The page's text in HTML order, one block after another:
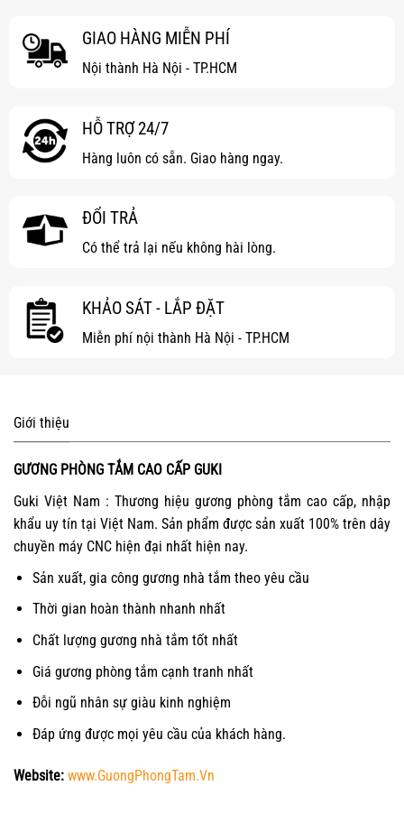
GIAO HÀNG MIỄN PHÍ
Nội thành Hà Nội - TP.HCM
HỖ TRỢ 24/7
Hàng luôn có sẵn. Giao hàng ngay.
ĐỔI TRẢ
Có thể trả lại nếu không hài lòng.
KHẢO SÁT - LẮP ĐẶT
Miễn phí nội thành Hà Nội - TP.HCM
Giới thiệu
GƯƠNG PHÒNG TẮM CAO CẤP GUKI
Guki Việt Nam : Thương hiệu gương phòng tắm cao cấp, nhập
khẩu uy tín tại Việt Nam. Sản phẩm được sản xuất 100% trên dây
chuyền máy CNC hiện đại nhất hiện nay.
Sản xuất, gia công gương nhà tắm theo yêu cầu
Thời gian hoàn thành nhanh nhất
Chất lượng gương nhà tắm tốt nhất
Giá gương phòng tắm cạnh tranh nhất
Đỗi ngũ nhân sự giàu kinh nghiệm
Đáp ứng được mọi yêu cầu của khách hàng.
Website: www.GuongPhongTam.Vn